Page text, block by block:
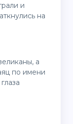
и
на
а
по имени